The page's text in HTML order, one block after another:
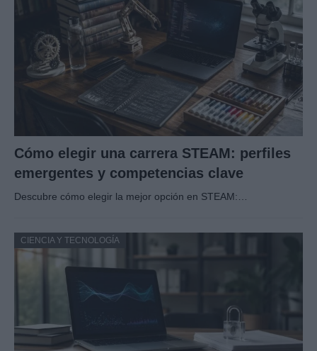
Cómo elegir una carrera STEAM: perfiles
emergentes y competencias clave
Descubre cómo elegir la mejor opción en STEAM:…
CIENCIA Y TECNOLOGÍA